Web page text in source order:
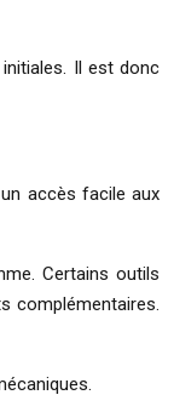
Il est donc
accès facile aux
Certains outils
complémentaires.